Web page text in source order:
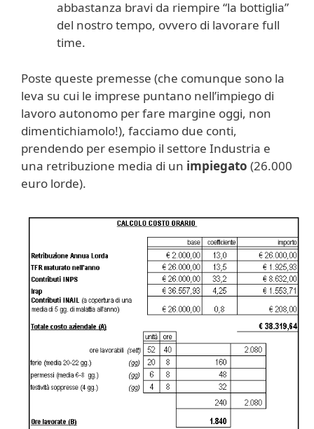
abbastanza bravi da riempire “la bottiglia”
del nostro tempo, ovvero di lavorare full
time.
Poste queste premesse (che comunque sono la
leva su cui le imprese puntano nell’impiego di
lavoro autonomo per fare margine oggi, non
dimentichiamolo!), facciamo due conti,
prendendo per esempio il settore Industria e
una retribuzione media di un impiegato (26.000
euro lorde).